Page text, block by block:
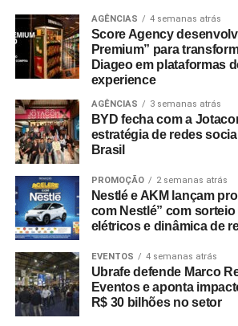
desenvolvidas pela agência Next
a premissa de que não existe um
A CASA&VIDEO adotou o mote
todos os tipos de pai”, focando no
consumidor moderno e destacando seu
utilidades, tecnologia e itens para o
apresentou a assinatura “Tudo pro seu
de tudo”, enfatizando a participação
doméstica com produtos voltados à
“O Dia dos Pais é uma data importante
porque desperta um consumo movido
identificação. Nossa prioridade foi criar
tornassem essa jornada de compra
inspiradora”, explica Laura Autran,
Marketingda CVLB. Marcelo Conduru,
da sala.
A peça publicitária encerra-se com o
calma é uma coisa… mas ficar sem
na novela”, conectando a narrativa da
de serviços de banda larga da
AGÊNCIAS 4 semanas atrás
Score Agency
Premium” para
Diageo em plataformas
experience
AGÊNCIAS 3 semanas atrás
BYD fecha com a
estratégia de redes
Brasil
PROMOÇÃO 2 semanas atrás
Nestlé e AKM lançam
com Nestlé” com
elétricos e dinâmica de
EVENTOS 4 semanas atrás
Ubrafe defende Marco
Eventos e aponta
R$ 30 bilhões no setor